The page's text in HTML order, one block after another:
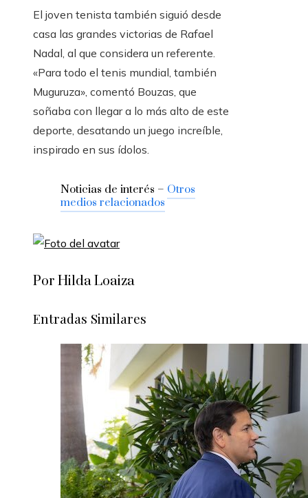
El joven tenista también siguió desde
casa las grandes victorias de Rafael
Nadal, al que considera un referente.
«Para todo el tenis mundial, también
Muguruza», comentó Bouzas, que
soñaba con llegar a lo más alto de este
deporte, desatando un juego increíble,
inspirado en sus ídolos.
Noticias de interés – Otros
medios relacionados
Por Hilda Loaiza
Entradas Similares